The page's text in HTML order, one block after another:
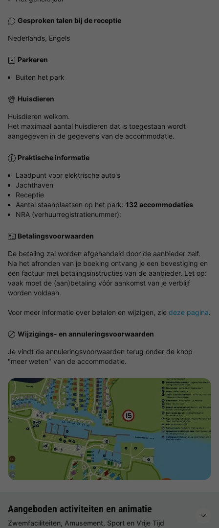
Gesproken talen bij de receptie
Nederlands, Engels
Parkeren
Buiten het park
Huisdieren
Huisdieren welkom.
Het maximaal aantal huisdieren dat is toegestaan wordt
aangegeven in de gegevens van de accommodatie.
Praktische informatie
Laadpunt voor elektrische auto's
Jachthaven
Receptie
Aantal staanplaatsen op het park: 132 accommodaties
NRA (verhuurregistratienummer):
Betalingsvoorwaarden
De betaling zal worden afgehandeld door de aanbieder zelf.
Na het afronden van je boeking ontvang je een bevestiging en
een factuur met betalingsinstructies van de aanbieder. Let op:
vaak moet de (aan)betaling vóór aankomst van je verblijf
worden voldaan.
Voor meer informatie over betalen en wijzigen, zie deze pagina.
Wijzigings- en annuleringsvoorwaarden
Je vindt de annuleringsvoorwaarden terug onder de knop
"meer weten" van de accommodatie.
Bekijk de kaart
Aangeboden activiteiten en animatie
Zwemfaciliteiten, Amusement, Sport en Vrije Tijd